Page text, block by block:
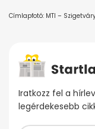
Címlapfotó: MTI –
Iratkozz fel a
legérdekesebb